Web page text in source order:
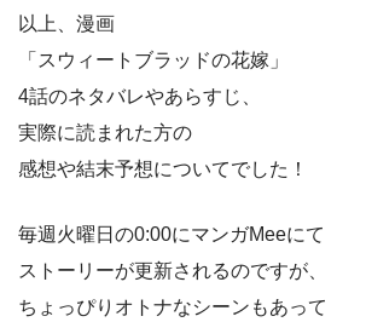
以上、漫画
「スウィートブラッドの花嫁」
4話のネタバレやあらすじ、
実際に読まれた方の
感想や結末予想についてでした！
毎週火曜日の0:00にマンガMeeにて
ストーリーが更新されるのですが、
ちょっぴりオトナなシーンもあって